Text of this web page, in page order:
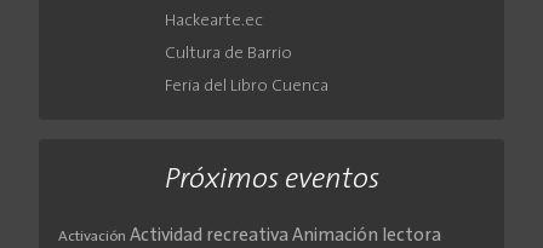
Hackearte.ec
Cultura de Barrio
Feria del Libro Cuenca
Próximos eventos
Activación Actividad recreativa Animación lectora